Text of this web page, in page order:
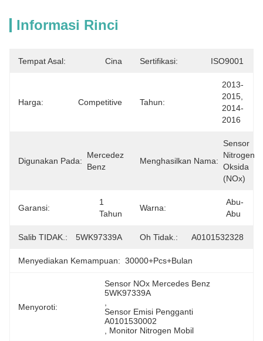
Informasi Rinci
Tempat Asal: Cina Sertifikasi: ISO9001
Harga: Competitive Tahun:
2013-
2015,
2014-
2016
Digunakan Pada:
Mercedez
Benz
Menghasilkan Nama:
Sensor
Nitrogen
Oksida
(NOx)
Garansi:
1
Tahun
Warna:
Abu-
Abu
Salib TIDAK.: 5WK97339A Oh Tidak.: A0101532328
Menyediakan Kemampuan: 30000+Pcs+Bulan
Menyoroti:
Sensor NOx Mercedes Benz
5WK97339A
Sensor Emisi Pengganti
A0101530002
Monitor Nitrogen Mobil